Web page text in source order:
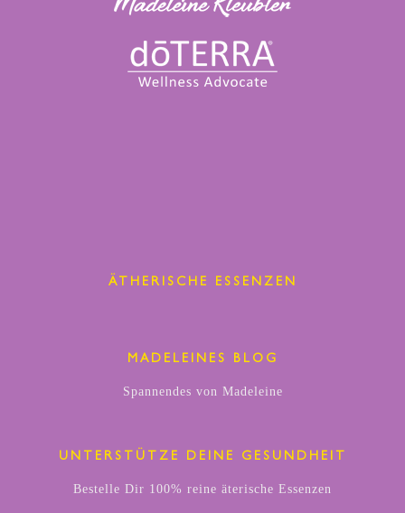
ÄTHERISCHE ESSENZEN
MADELEINES BLOG
Spannendes von Madeleine
UNTERSTÜTZE DEINE GESUNDHEIT
Bestelle Dir 100% reine äterische Essenzen